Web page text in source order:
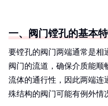
一、阀门镗孔的基本
要镗孔的阀门两端通常是相
阀门的流道，确保介质能顺
流体的通行性，因此两端连
殊结构的阀门可能有例外情